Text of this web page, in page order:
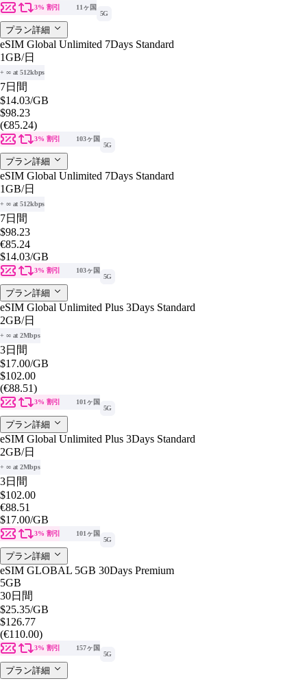
3% 割引
11ヶ国
5G
プラン詳細
eSIM Global Unlimited 7Days Standard
1GB/日
+ ∞ at 512kbps
7日間
$14.03/GB
$98.23
(€85.24)
3% 割引
103ヶ国
5G
プラン詳細
eSIM Global Unlimited 7Days Standard
1GB/日
+ ∞ at 512kbps
7日間
$98.23
€85.24
$14.03/GB
3% 割引
103ヶ国
5G
プラン詳細
eSIM Global Unlimited Plus 3Days Standard
2GB/日
+ ∞ at 2Mbps
3日間
$17.00/GB
$102.00
(€88.51)
3% 割引
101ヶ国
5G
プラン詳細
eSIM Global Unlimited Plus 3Days Standard
2GB/日
+ ∞ at 2Mbps
3日間
$102.00
€88.51
$17.00/GB
3% 割引
101ヶ国
5G
プラン詳細
eSIM GLOBAL 5GB 30Days Premium
5GB
30日間
$25.35/GB
$126.77
(€110.00)
3% 割引
157ヶ国
5G
プラン詳細